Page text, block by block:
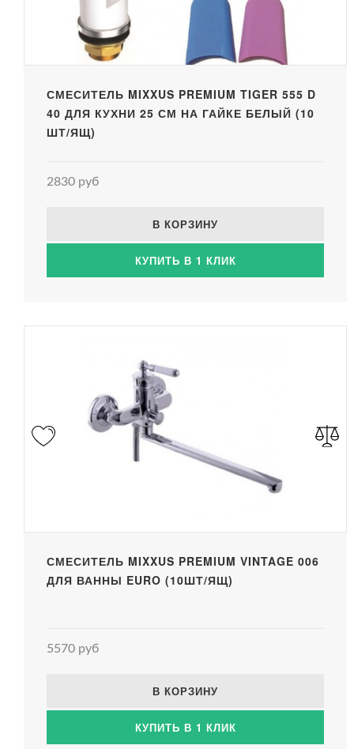
СМЕСИТЕЛЬ MIXXUS PREMIUM TIGER 555 D
40 ДЛЯ КУХНИ 25 СМ НА ГАЙКЕ БЕЛЫЙ (10
ШТ/ЯЩ)
2830 руб
В КОРЗИНУ
КУПИТЬ В 1 КЛИК
СМЕСИТЕЛЬ MIXXUS PREMIUM VINTAGE 006
ДЛЯ ВАННЫ EURO (10ШТ/ЯЩ)
5570 руб
В КОРЗИНУ
КУПИТЬ В 1 КЛИК